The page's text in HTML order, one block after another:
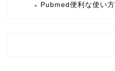
Pubmed便利な使い方